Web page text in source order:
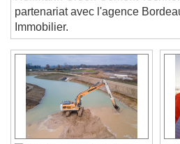
Text
Color Opacity
Text Background
Color Opacity
Caption Area
Hoffmann Green Cement
partenariat avec l'agence
Immobilier.